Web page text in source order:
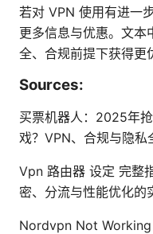
若对 VPN 使用有进一
更多信息与优惠。文本
全、合规前提下获得更
Sources:
买票机器人：2025年
戏？VPN、合规与隐私
Vpn 路由器 设定 完整
密、分流与性能优化的
Nordvpn Not Working